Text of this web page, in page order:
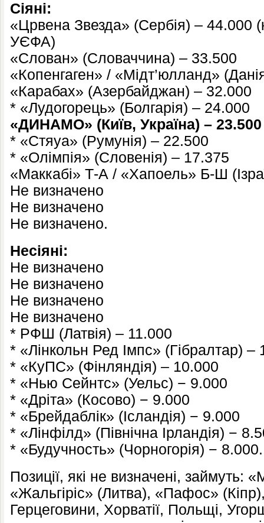
Сіяні:
«Црвена Звезда» (Сербія) – 44.000
УЄФА)
«Слован» (Словаччина) – 33.500
«Копенгаген» / «Мідт’юлланд»
«Карабах» (Азербайджан) – 32.000
* «Лудогорець» (Болгарія) – 24.000
«ДИНАМО» (Київ, Україна) – 23.500
* «Стяуа» (Румунія) – 22.500
* «Олімпія» (Словенія) – 17.375
«Маккабі» Т-А / «Хапоель» Б-Ш
Не визначено
Не визначено
Не визначено.
Несіяні:
Не визначено
Не визначено
Не визначено
Не визначено
* РФШ (Латвія) – 11.000
* «Лінкольн Ред Імпс» (Гібралтар) –
* «КуПС» (Фінляндія) – 10.000
* «Нью Сейнтс» (Уельс) − 9.000
* «Дріта» (Косово) − 9.000
* «Брейдаблік» (Ісландія) − 9.000
* «Лінфілд» (Північна Ірландія) −
* «Будучность» (Чорногорія) − 8.000.
Позиції, які не визначені, займуть:
«Жальгіріс» (Литва), «Пафос»
Герцеговини, Хорватії, Польщі,